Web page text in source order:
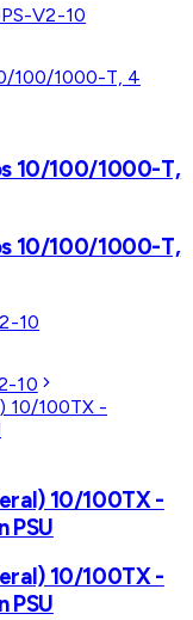
V2-10
10/100/1000-T,
10/100/1000-T,
10
10
10/100TX -
PSU
10/100TX -
PSU